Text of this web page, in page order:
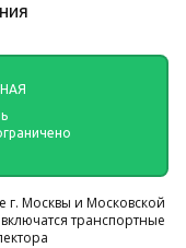
г. Москвы и Московской
транспортные